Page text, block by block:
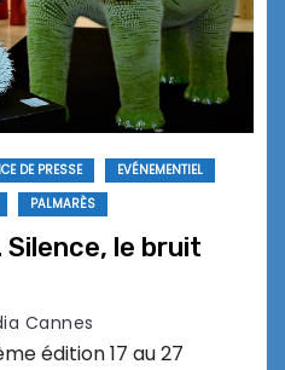
DE PRESSE
EVÉNEMENTIEL
PALMARÈS
le bruit
Cannes
édition 17 au 27